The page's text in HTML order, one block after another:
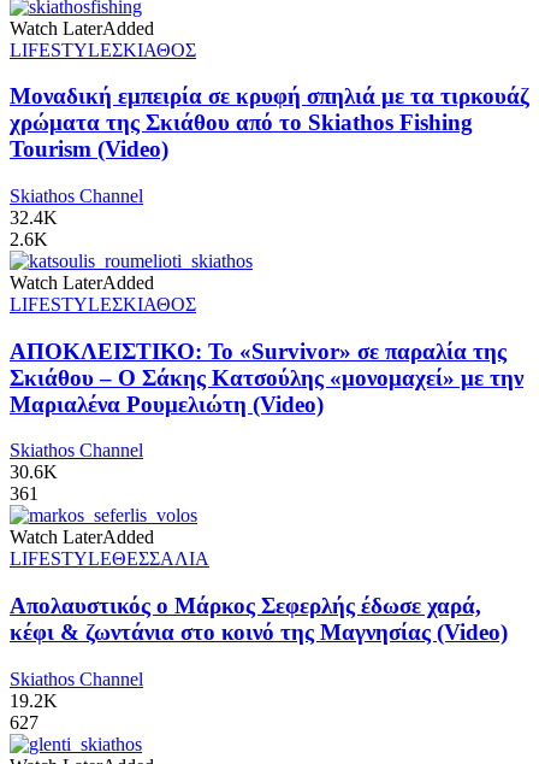
Watch LaterAdded
LIFESTYLEΣΚΙΑΘΟΣ
Μοναδική εμπειρία σε κρυφή σπηλιά με τα τιρκουάζ
χρώματα της Σκιάθου από το Skiathos Fishing
Tourism (Video)
Skiathos Channel
32.4K
2.6K
Watch LaterAdded
LIFESTYLEΣΚΙΑΘΟΣ
ΑΠΟΚΛΕΙΣΤΙΚΟ: Το «Survivor» σε παραλία της
Σκιάθου – Ο Σάκης Κατσούλης «μονομαχεί» με την
Μαριαλένα Ρουμελιώτη (Video)
Skiathos Channel
30.6K
361
Watch LaterAdded
LIFESTYLEΘΕΣΣΑΛΙΑ
Απολαυστικός ο Μάρκος Σεφερλής έδωσε χαρά,
κέφι & ζωντάνια στο κοινό της Μαγνησίας (Video)
Skiathos Channel
19.2K
627